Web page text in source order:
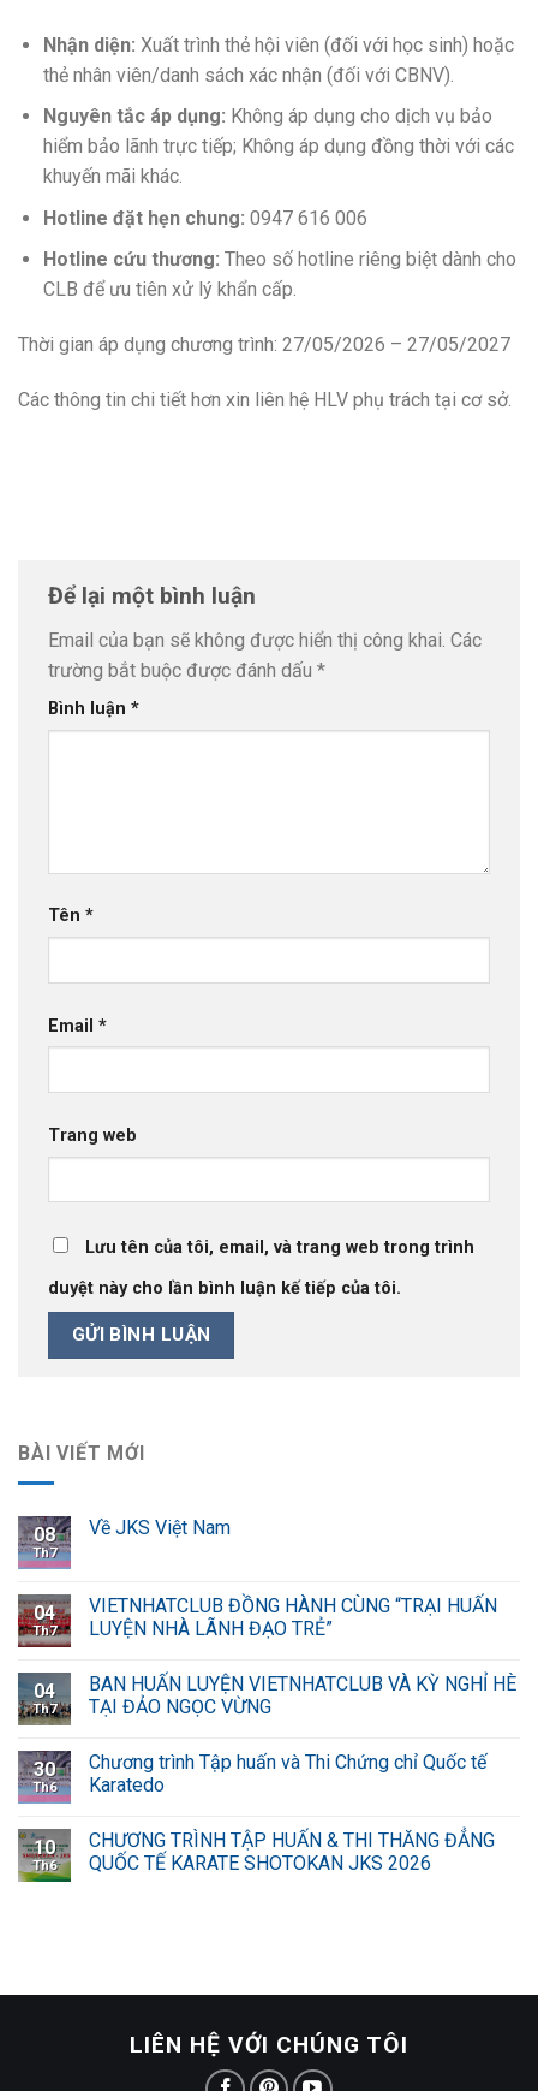
BÀI VIẾT MỚI
08
Th7
Về JKS Việt Nam
04
Th7
VIETNHATCLUB ĐỒNG HÀNH CÙNG “TRẠI HUẤN
LUYỆN NHÀ LÃNH ĐẠO TRẺ”
04
Th7
BAN HUẤN LUYỆN VIETNHATCLUB VÀ KỲ NGHỈ HÈ
TẠI ĐẢO NGỌC VỪNG
30
Th6
Chương trình Tập huấn và Thi Chứng chỉ Quốc tế
Karatedo
10
Th6
CHƯƠNG TRÌNH TẬP HUẤN & THI THĂNG ĐẲNG
QUỐC TẾ KARATE SHOTOKAN JKS 2026
Nhận diện: Xuất trình thẻ hội viên (đối với học sinh) hoặc
thẻ nhân viên/danh sách xác nhận (đối với CBNV).
Nguyên tắc áp dụng: Không áp dụng cho dịch vụ bảo
hiểm bảo lãnh trực tiếp; Không áp dụng đồng thời với các
khuyến mãi khác.
Hotline đặt hẹn chung: 0947 616 006
Hotline cứu thương: Theo số hotline riêng biệt dành cho
CLB để ưu tiên xử lý khẩn cấp.
Thời gian áp dụng chương trình: 27/05/2026 – 27/05/2027
Các thông tin chi tiết hơn xin liên hệ HLV phụ trách tại cơ sở.
Để lại một bình luận
Email của bạn sẽ không được hiển thị công khai. Các
trường bắt buộc được đánh dấu *
Bình luận *
Tên *
Email *
Trang web
Lưu tên của tôi, email, và trang web trong trình
duyệt này cho lần bình luận kế tiếp của tôi.
LIÊN HỆ VỚI CHÚNG TÔI